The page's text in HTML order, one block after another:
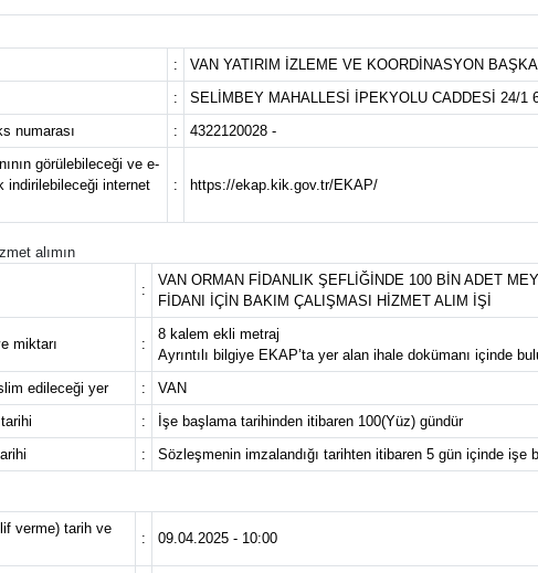
:
VAN YATIRIM İZLEME VE KOORDİNASYON
:
SELİMBEY MAHALLESİ İPEKYOLU CADDESİ 24/1
numarası
:
4322120028 -
görülebileceği ve e-
indirilebileceği internet
: https://ekap.kik.gov.tr/EKAP/
alımın
:
VAN ORMAN FİDANLIK ŞEFLİĞİNDE 100 BİN ADET
FİDANI İÇİN BAKIM ÇALIŞMASI HİZMET ALIM İŞİ
miktarı :
8 kalem ekli metraj
Ayrıntılı bilgiye EKAP’ta yer alan ihale dokümanı içinde
edileceği yer
:
VAN
:
İşe başlama tarihinden itibaren 100(Yüz) gündür
: Sözleşmenin imzalandığı tarihten itibaren 5 gün içinde işe
verme) tarih ve
: 09.04.2025 - 10:00